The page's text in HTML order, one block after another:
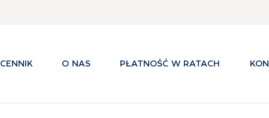
CENNIK O NAS PŁATNOŚĆ W RATACH